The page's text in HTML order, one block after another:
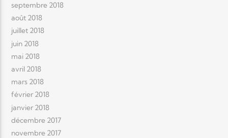
septembre 2018
août 2018
juillet 2018
juin 2018
mai 2018
avril 2018
mars 2018
février 2018
janvier 2018
décembre 2017
novembre 2017